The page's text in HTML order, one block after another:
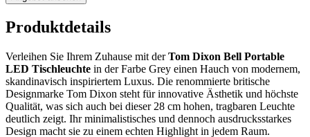
Produktdetails
Verleihen Sie Ihrem Zuhause mit derTom Dixon Bell Portable
LED Tischleuchte in der Farbe Grey einen Hauch von modernem,
skandinavisch inspiriertem Luxus. Die renommierte britische
Designmarke Tom Dixon steht für innovative Ästhetik und höchste
Qualität, was sich auch bei dieser 28 cm hohen, tragbaren Leuchte
deutlich zeigt. Ihr minimalistisches und dennoch ausdrucksstarkes
Design macht sie zu einem echten Highlight in jedem Raum.